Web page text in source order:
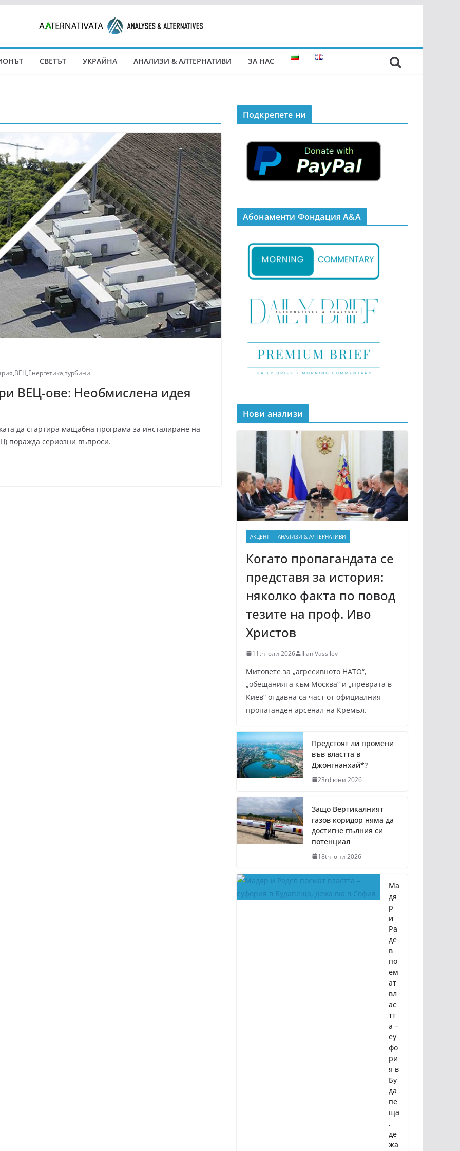
СВЕТЪТ УКРАЙНА АНАЛИЗИ & АЛТЕРНАТИВИ ЗА НАС
,ВЕЦ,Енергетика,турбини
ВЕЦ-ове: Необмислена идея
да стартира мащабна програма за инсталиране на
поражда сериозни въпроси.
Подкрепeте ни
Абонаменти Фондация А&A
Нови анализи
АКЦЕНТ АНАЛИЗИ & АЛТЕРНАТИВИ
Когато пропагандата се
представя за история:
няколко факта по повод
тезите на проф. Иво
Христов
11th юли 2026 Ilian Vassilev
Митовете за „агресивното НАТО“,
„обещанията към Москва“ и „преврата в
Киев“ отдавна са част от официалния
пропаганден арсенал на Кремъл.
Предстоят ли промени
във властта в
Джонгнанхай*?
23rd юни 2026
Защо Вертикалният
газов коридор няма да
достигне пълния си
потенциал
18th юни 2026
Ма
дя
р
и
Ра
де
в
по
ем
ат
вл
ас
тт
а –
еу
фо
ри
я в
Бу
да
пе
ща
,
де
жа